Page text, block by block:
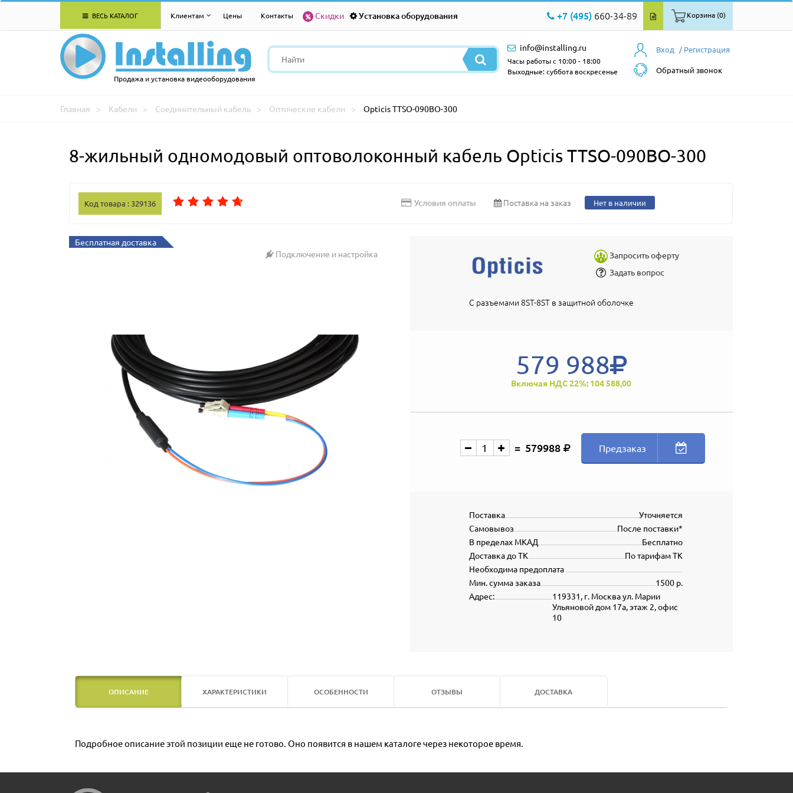
ВЕСЬ КАТАЛОГ Клиентам Цены Контакты Скидки Установка оборудования +7 (495) 660-34-89 Корзина (0)
Продажа и установка видеооборудования
Вход / Регистрация
Обратный звонок
info@installing.ru
Часы работы с 10:00 - 18:00
Выходные: суббота воскресенье
Главная Кабели Соединительный кабель Оптические кабели Opticis TTSO-090BO-300
8-жильный одномодовый оптоволоконный кабель Opticis TTSO-090BO-300
Код товара : 329136 Условия оплаты Поставка на заказ Нет в наличии
Бесплатная доставка
Подключение и настройка
Запросить оферту
Задать вопрос
С разъемами 8ST-8ST в защитной оболочке
579 988
Включая НДС 22%: 104 588,00
579988 Предзаказ
Уточняется
Поставка
После поставки*
Самовывоз
Бесплатно
В пределах МКАД
По тарифам ТК
Доставка до ТК
Необходима предоплата
1500 р.
Мин. сумма заказа
119331, г. Москва ул. Марии
Ульяновой дом 17а, этаж 2, офис
10
Адрес:
ОПИСАНИЕ ХАРАКТЕРИСТИКИ ОСОБЕННОСТИ ОТЗЫВЫ ДОСТАВКА
Подробное описание этой позиции еще не готово. Оно появится в нашем каталоге через некоторое время.